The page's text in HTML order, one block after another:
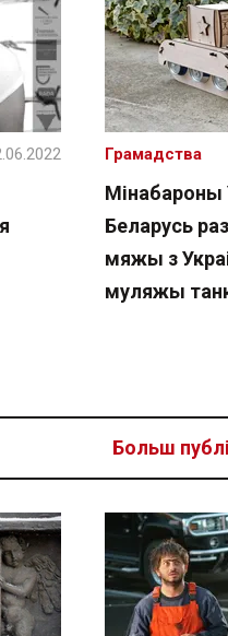
Мінабароны
Беларусь
мяжы з
муляжы
Грамадства
Больш